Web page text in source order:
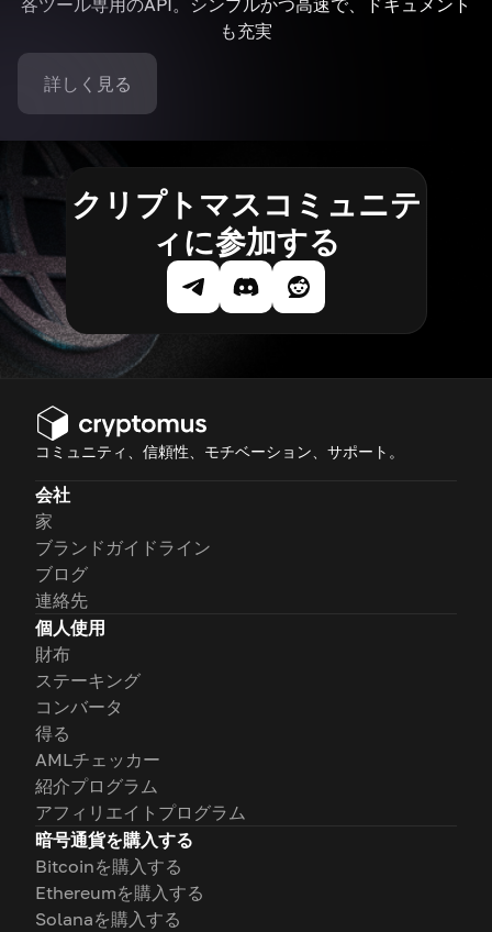
各ツール専用のAPI。シンプルかつ高速で、ドキュメント
も充実
詳しく見る
クリプトマスコミュニテ
ィに参加する
コミュニティ、信頼性、モチベーション、サポート。
会社
家
ブランドガイドライン
ブログ
連絡先
個人使用
財布
ステーキング
コンバータ
得る
AMLチェッカー
紹介プログラム
アフィリエイトプログラム
暗号通貨を購入する
Bitcoinを購入する
Ethereumを購入する
Solanaを購入する